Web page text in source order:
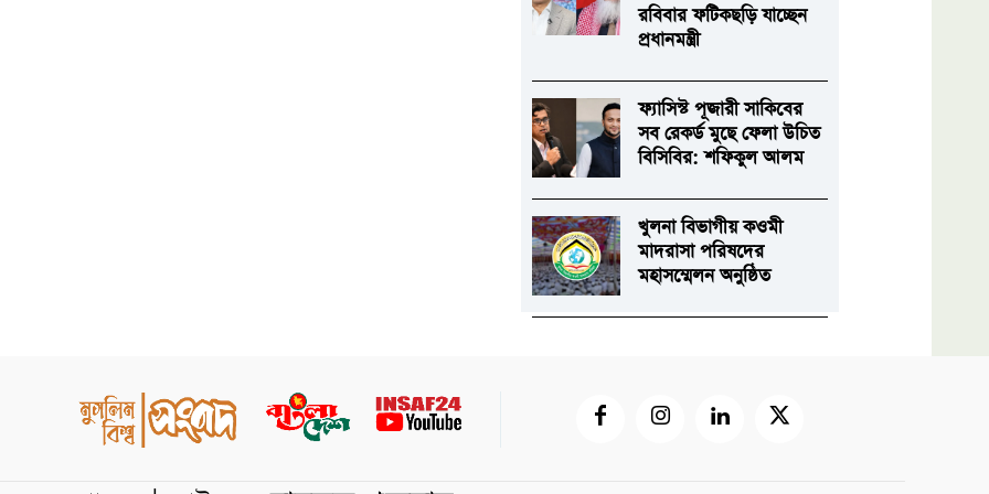
রবিবার ফটিকছড়ি যাচ্ছেন
প্রধানমন্ত্রী
ফ্যাসিস্ট পূজারী সাকিবের
সব রেকর্ড মুছে ফেলা উচিত
বিসিবির: শফিকুল আলম
খুলনা বিভাগীয় কওমী
মাদরাসা পরিষদের
মহাসম্মেলন অনুষ্ঠিত